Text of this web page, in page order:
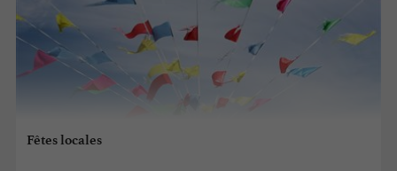
Fêtes locales